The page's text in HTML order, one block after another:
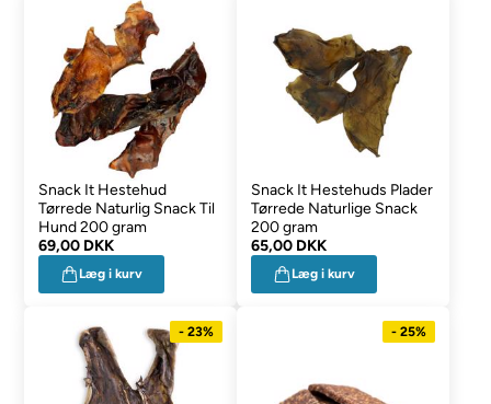
Snack It Hestehud
Tørrede Naturlig Snack Til
Hund 200 gram
69,00 DKK
Læg i kurv
Snack It Hestehuds Plader
Tørrede Naturlige Snack
200 gram
65,00 DKK
Læg i kurv
- 23% - 25%